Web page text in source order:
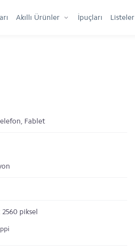
Akıllı Ürünler İpuçları Listeler
Fablet
2560 piksel